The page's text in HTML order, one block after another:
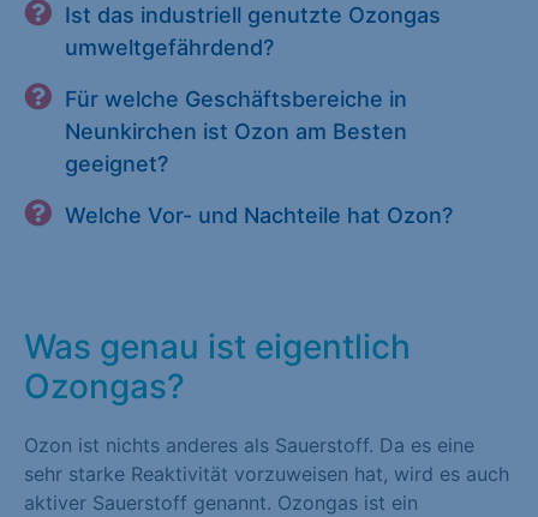
Ist das industriell genutzte Ozongas
umweltgefährdend?
Für welche Geschäftsbereiche in
Neunkirchen ist Ozon am Besten
geeignet?
Welche Vor- und Nachteile hat Ozon?
Was genau ist eigentlich
Ozongas?
Ozon ist nichts anderes als Sauerstoff. Da es eine
sehr starke Reaktivität vorzuweisen hat, wird es auch
aktiver Sauerstoff genannt. Ozongas ist ein